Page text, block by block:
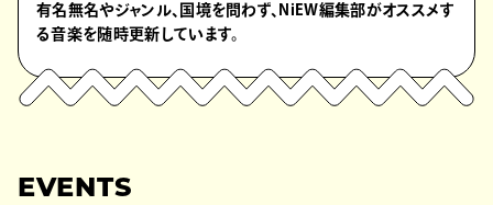
有名無名やジャンル、国境を問わず、NiEW編集部がオススメす
る音楽を随時更新しています。
EVENTS